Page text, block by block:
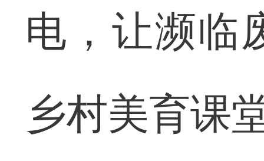
电，让濒临
乡村美育课